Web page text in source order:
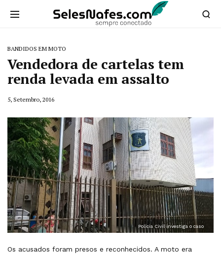
BANDIDOS EM MOTO
Vendedora de cartelas tem
renda levada em assalto
5, Setembro, 2016
Polícia Civil investiga o caso
Os acusados foram presos e reconhecidos. A moto era